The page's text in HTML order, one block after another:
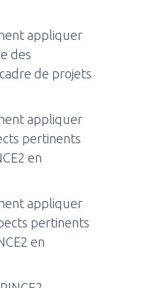
appliquer
des
de projets
appliquer
pertinents
en
appliquer
pertinents
en